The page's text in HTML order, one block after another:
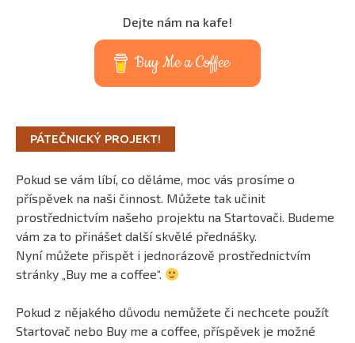
Dejte nám na kafe!
Buy Me a Coffee
PÁTEČNICKÝ PROJEKT!
Pokud se vám líbí, co děláme, moc vás prosíme o
příspěvek na naši činnost. Můžete tak učinit
prostřednictvím našeho projektu na Startovači. Budeme
vám za to přinášet další skvělé přednášky.
Nyní můžete přispět i jednorázově prostřednictvím
stránky „Buy me a coffee“.
Pokud z nějakého důvodu nemůžete či nechcete použít
Startovač nebo Buy me a coffee, příspěvek je možné